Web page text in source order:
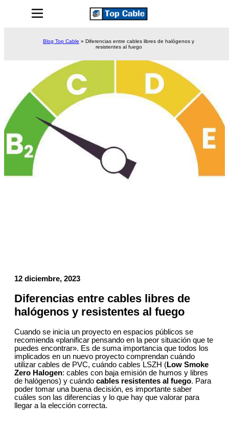
Blog Top Cable » Diferencias entre cables libres de halógenos y
resistentes al fuego
12 diciembre, 2023
Diferencias entre cables libres de
halógenos y resistentes al fuego
Cuando se inicia un proyecto en espacios públicos se
recomienda «planificar pensando en la peor situación que te
puedes encontrar». Es de suma importancia que todos los
implicados en un nuevo proyecto comprendan cuándo
utilizar cables de PVC, cuándo cables LSZH (Low Smoke
Zero Halogen: cables con baja emisión de humos y libres
de halógenos) y cuándo cables resistentes al fuego. Para
poder tomar una buena decisión, es importante saber
cuáles son las diferencias y lo que hay que valorar para
llegar a la elección correcta.